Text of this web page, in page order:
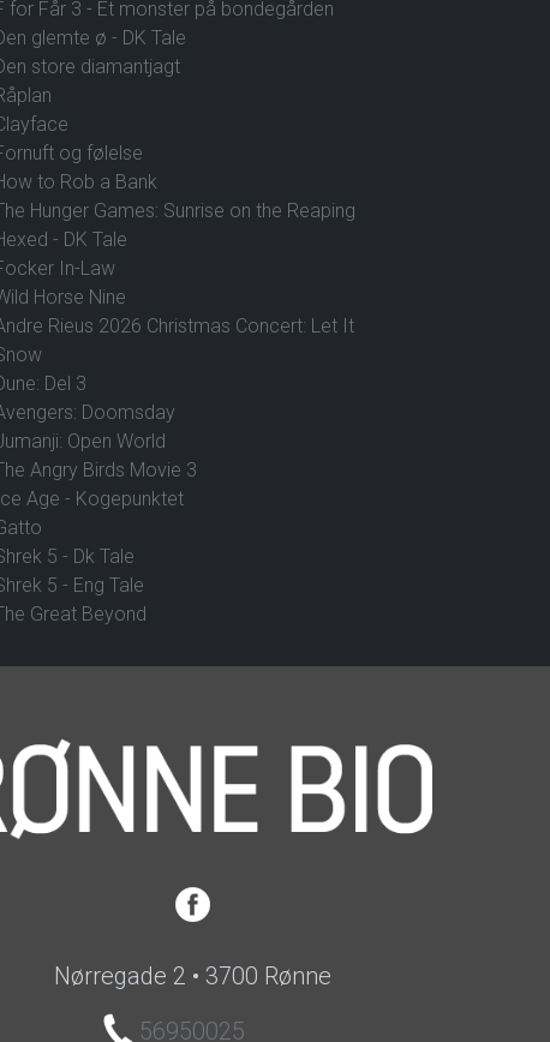
for Får 3 - Et monster på bondegården
glemte ø - DK Tale
store diamantjagt
og følelse
to Rob a Bank
Hunger Games: Sunrise on the Reaping
- DK Tale
In-Law
Horse Nine
Rieus 2026 Christmas Concert: Let It
Del 3
Doomsday
Open World
Angry Birds Movie 3
Age - Kogepunktet
5 - Dk Tale
5 - Eng Tale
Great Beyond
Nørregade 2 • 3700 Rønne
56950025